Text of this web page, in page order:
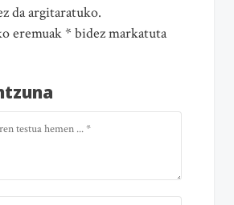
da argitaratuko.
eremuak * bidez markatuta